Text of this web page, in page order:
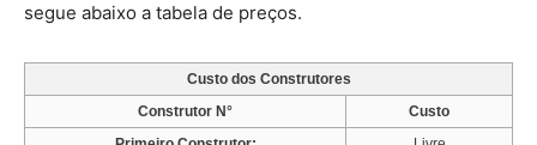
segue abaixo a tabela de preços.
Custo dos Construtores
Construtor N°
Custo